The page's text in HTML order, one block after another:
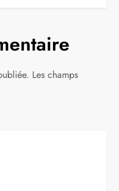
Les champs